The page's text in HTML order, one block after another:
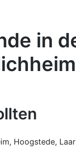
in
Hoogstede,